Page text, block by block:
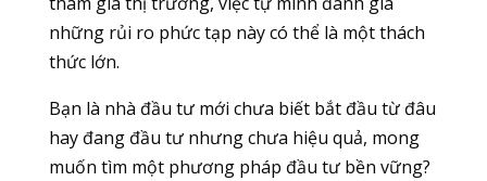
những rủi ro phức tạp này có thể là một thách
thức lớn.
Bạn là nhà đầu tư mới chưa biết bắt đầu từ đâu
hay đang đầu tư nhưng chưa hiệu quả, mong
muốn tìm một phương pháp đầu tư bền vững?